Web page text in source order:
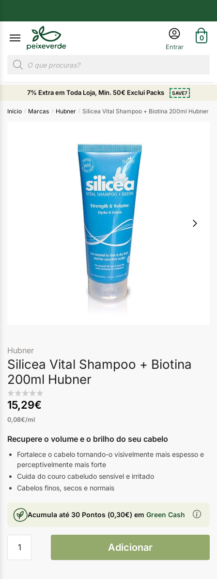
0
7% Extra em Toda Loja, Min. 50€ Exclui Packs SAVE7
Início / Marcas / Hubner / Silicea Vital Shampoo + Biotina 200ml Hubner
Hubner
Silicea Vital Shampoo + Biotina
200ml Hubner
15,29€
0,08€/ml
Recupere o volume e o brilho do seu cabelo
Fortalece o cabelo tornando-o visivelmente mais espesso e
perceptivelmente mais forte
Cuida do couro cabeludo sensível e irritado
Cabelos finos, secos e normais
Acumula até 30 Pontos (0,30€) em Green Cash
Adicionar